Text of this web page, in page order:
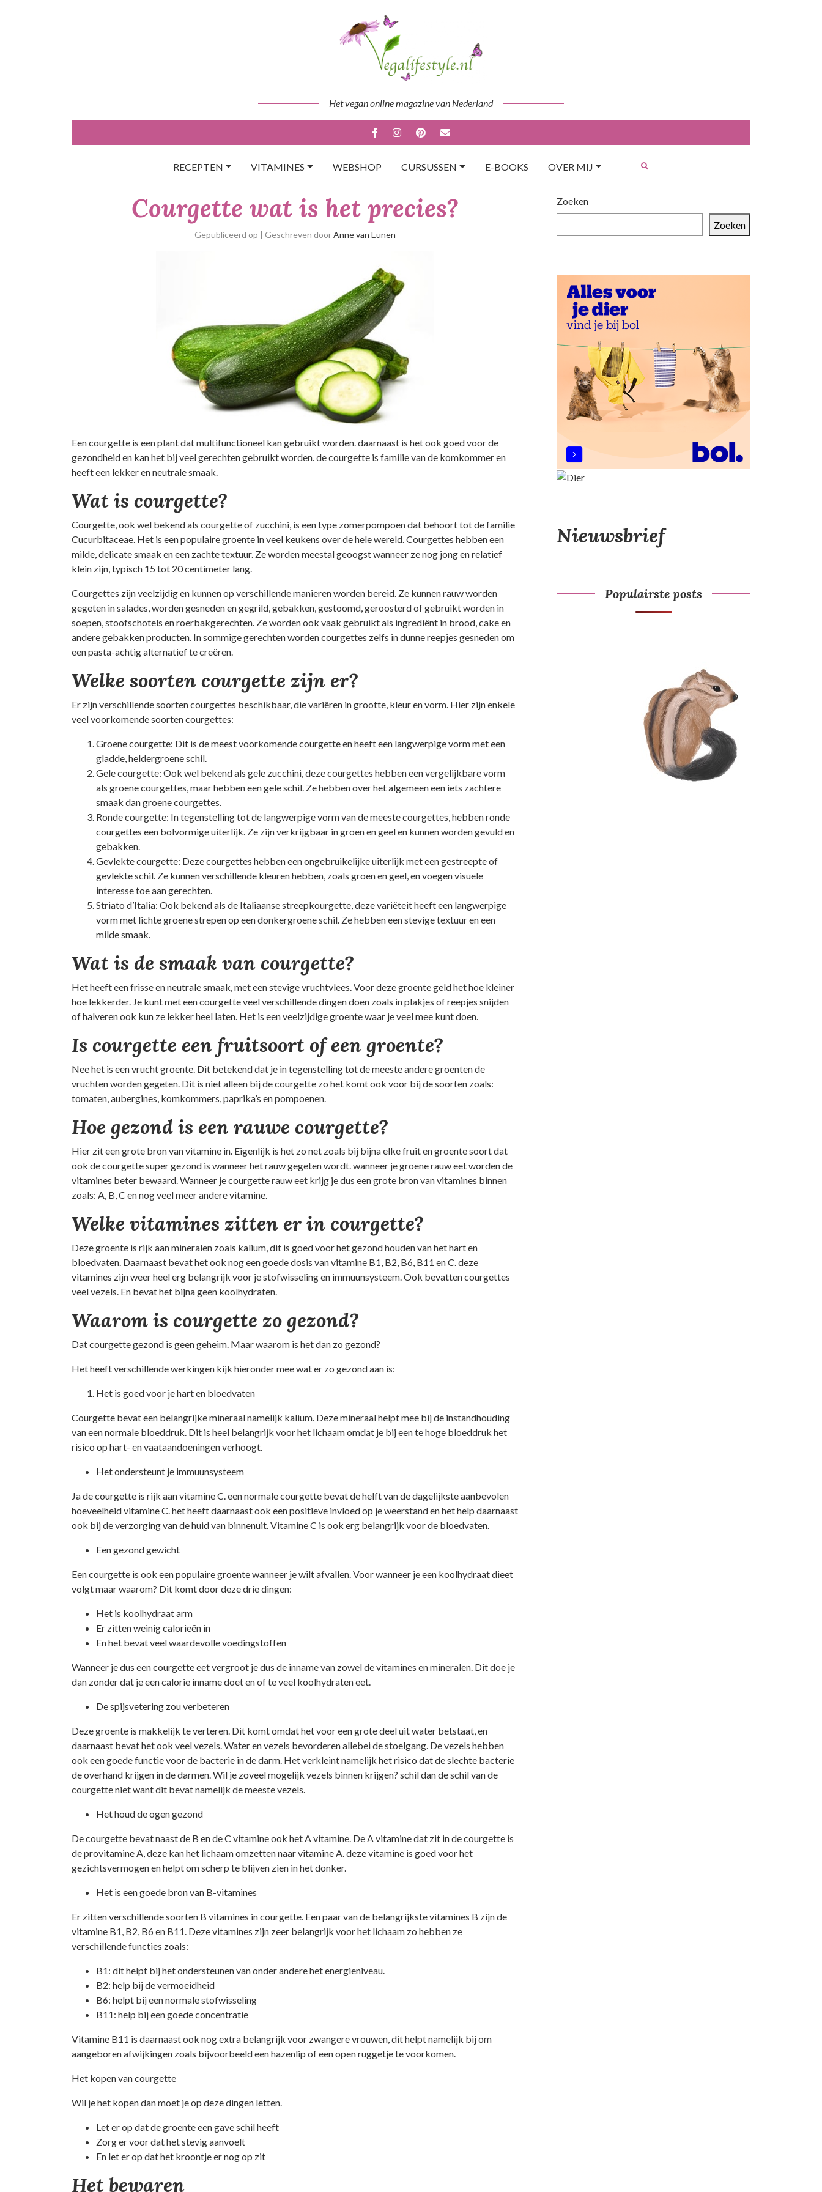
Het vegan online magazine van Nederland
RECEPTEN VITAMINES WEBSHOP CURSUSSEN E-BOOKS OVER MIJ
Courgette wat is het precies?
Gepubliceerd op | Geschreven doorAnne van Eunen
Een courgette is een plant dat multifunctioneel kan gebruikt worden. daarnaast is het ook goed voor de
gezondheid en kan het bij veel gerechten gebruikt worden. de courgette is familie van de komkommer en
heeft een lekker en neutrale smaak.
Wat is courgette?
Courgette, ook wel bekend als courgette of zucchini, is een type zomerpompoen dat behoort tot de familie
Cucurbitaceae. Het is een populaire groente in veel keukens over de hele wereld. Courgettes hebben een
milde, delicate smaak en een zachte textuur. Ze worden meestal geoogst wanneer ze nog jong en relatief
klein zijn, typisch 15 tot 20 centimeter lang.
Courgettes zijn veelzijdig en kunnen op verschillende manieren worden bereid. Ze kunnen rauw worden
gegeten in salades, worden gesneden en gegrild, gebakken, gestoomd, geroosterd of gebruikt worden in
soepen, stoofschotels en roerbakgerechten. Ze worden ook vaak gebruikt als ingrediënt in brood, cake en
andere gebakken producten. In sommige gerechten worden courgettes zelfs in dunne reepjes gesneden om
een pasta-achtig alternatief te creëren.
Welke soorten courgette zijn er?
Er zijn verschillende soorten courgettes beschikbaar, die variëren in grootte, kleur en vorm. Hier zijn enkele
veel voorkomende soorten courgettes:
Groene courgette: Dit is de meest voorkomende courgette en heeft een langwerpige vorm met een
gladde, heldergroene schil.
Gele courgette: Ook wel bekend als gele zucchini, deze courgettes hebben een vergelijkbare vorm
als groene courgettes, maar hebben een gele schil. Ze hebben over het algemeen een iets zachtere
smaak dan groene courgettes.
Ronde courgette: In tegenstelling tot de langwerpige vorm van de meeste courgettes, hebben ronde
courgettes een bolvormige uiterlijk. Ze zijn verkrijgbaar in groen en geel en kunnen worden gevuld en
gebakken.
Gevlekte courgette: Deze courgettes hebben een ongebruikelijke uiterlijk met een gestreepte of
gevlekte schil. Ze kunnen verschillende kleuren hebben, zoals groen en geel, en voegen visuele
interesse toe aan gerechten.
Striato d’Italia: Ook bekend als de Italiaanse streepkourgette, deze variëteit heeft een langwerpige
vorm met lichte groene strepen op een donkergroene schil. Ze hebben een stevige textuur en een
milde smaak.
Wat is de smaak van courgette?
Het heeft een frisse en neutrale smaak, met een stevige vruchtvlees. Voor deze groente geld het hoe kleiner
hoe lekkerder. Je kunt met een courgette veel verschillende dingen doen zoals in plakjes of reepjes snijden
of halveren ook kun ze lekker heel laten. Het is een veelzijdige groente waar je veel mee kunt doen.
Is courgette een fruitsoort of een groente?
Nee het is een vrucht groente. Dit betekend dat je in tegenstelling tot de meeste andere groenten de
vruchten worden gegeten. Dit is niet alleen bij de courgette zo het komt ook voor bij de soorten zoals:
tomaten, aubergines, komkommers, paprika’s en pompoenen.
Hoe gezond is een rauwe courgette?
Hier zit een grote bron van vitamine in. Eigenlijk is het zo net zoals bij bijna elke fruit en groente soort dat
ook de courgette super gezond is wanneer het rauw gegeten wordt. wanneer je groene rauw eet worden de
vitamines beter bewaard. Wanneer je courgette rauw eet krijg je dus een grote bron van vitamines binnen
zoals: A, B, C en nog veel meer andere vitamine.
Welke vitamines zitten er in courgette?
Deze groente is rijk aan mineralen zoals kalium, dit is goed voor het gezond houden van het hart en
bloedvaten. Daarnaast bevat het ook nog een goede dosis van vitamine B1, B2, B6, B11 en C. deze
vitamines zijn weer heel erg belangrijk voor je stofwisseling en immuunsysteem. Ook bevatten courgettes
veel vezels. En bevat het bijna geen koolhydraten.
Waarom is courgette zo gezond?
Dat courgette gezond is geen geheim. Maar waarom is het dan zo gezond?
Het heeft verschillende werkingen kijk hieronder mee wat er zo gezond aan is:
Het is goed voor je hart en bloedvaten
Courgette bevat een belangrijke mineraal namelijk kalium. Deze mineraal helpt mee bij de instandhouding
van een normale bloeddruk. Dit is heel belangrijk voor het lichaam omdat je bij een te hoge bloeddruk het
risico op hart- en vaataandoeningen verhoogt.
Het ondersteunt je immuunsysteem
Ja de courgette is rijk aan vitamine C. een normale courgette bevat de helft van de dagelijkste aanbevolen
hoeveelheid vitamine C. het heeft daarnaast ook een positieve invloed op je weerstand en het help daarnaast
ook bij de verzorging van de huid van binnenuit. Vitamine C is ook erg belangrijk voor de bloedvaten.
Een gezond gewicht
Een courgette is ook een populaire groente wanneer je wilt afvallen. Voor wanneer je een koolhydraat dieet
volgt maar waarom? Dit komt door deze drie dingen:
Het is koolhydraat arm
Er zitten weinig calorieën in
En het bevat veel waardevolle voedingstoffen
Wanneer je dus een courgette eet vergroot je dus de inname van zowel de vitamines en mineralen. Dit doe je
dan zonder dat je een calorie inname doet en of te veel koolhydraten eet.
De spijsvetering zou verbeteren
Deze groente is makkelijk te verteren. Dit komt omdat het voor een grote deel uit water betstaat, en
daarnaast bevat het ook veel vezels. Water en vezels bevorderen allebei de stoelgang. De vezels hebben
ook een goede functie voor de bacterie in de darm. Het verkleint namelijk het risico dat de slechte bacterie
de overhand krijgen in de darmen. Wil je zoveel mogelijk vezels binnen krijgen? schil dan de schil van de
courgette niet want dit bevat namelijk de meeste vezels.
Het houd de ogen gezond
De courgette bevat naast de B en de C vitamine ook het A vitamine. De A vitamine dat zit in de courgette is
de provitamine A, deze kan het lichaam omzetten naar vitamine A. deze vitamine is goed voor het
gezichtsvermogen en helpt om scherp te blijven zien in het donker.
Het is een goede bron van B-vitamines
Er zitten verschillende soorten B vitamines in courgette. Een paar van de belangrijkste vitamines B zijn de
vitamine B1, B2, B6 en B11. Deze vitamines zijn zeer belangrijk voor het lichaam zo hebben ze
verschillende functies zoals:
B1: dit helpt bij het ondersteunen van onder andere het energieniveau.
B2: help bij de vermoeidheid
B6: helpt bij een normale stofwisseling
B11: help bij een goede concentratie
Vitamine B11 is daarnaast ook nog extra belangrijk voor zwangere vrouwen, dit helpt namelijk bij om
aangeboren afwijkingen zoals bijvoorbeeld een hazenlip of een open ruggetje te voorkomen.
Het kopen van courgette
Wil je het kopen dan moet je op deze dingen letten.
Let er op dat de groente een gave schil heeft
Zorg er voor dat het stevig aanvoelt
En let er op dat het kroontje er nog op zit
Het bewaren
Zoeken
Zoeken
Nieuwsbrief
Populairste posts